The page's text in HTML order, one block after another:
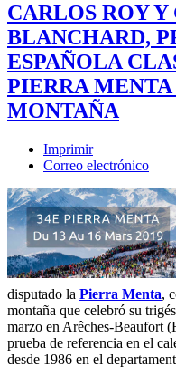
CARLOS ROY
BLANCHARD,
ESPAÑOLA
PIERRA MENTA
MONTAÑA
Imprimir
Correo electrónico
disputado la Pierra Menta,
montaña que celebró su
marzo en Arêches-Beaufort
prueba de referencia en el
desde 1986 en el